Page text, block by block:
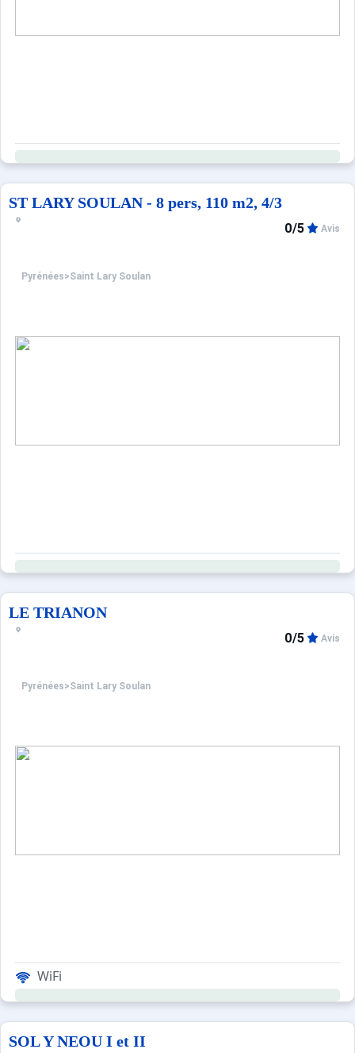
ST LARY SOULAN - 8 pers, 110 m2, 4/3
Pyrénées>Saint Lary Soulan
0/5 Avis
LE TRIANON
Pyrénées>Saint Lary Soulan
0/5 Avis
WiFi
SOL Y NEOU I et II